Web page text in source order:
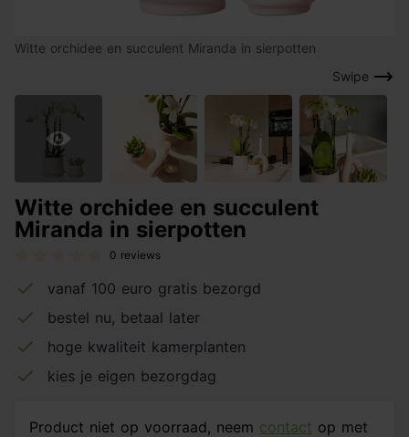
Swipe
Witte orchidee en succulent Miranda in sierpotten
Witte orchidee en succulent
Miranda in sierpotten
0 reviews
vanaf 100 euro gratis bezorgd
bestel nu, betaal later
hoge kwaliteit kamerplanten
kies je eigen bezorgdag
Product niet op voorraad, neem contact op met